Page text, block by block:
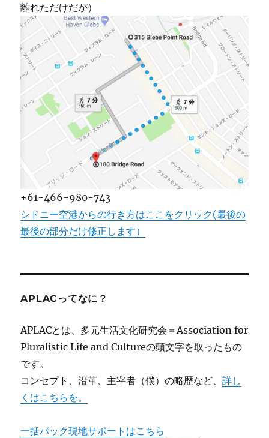
離れただけだが）
+61-466-980-743
シドニー空港からの行き方はここをクリック(最後の
最後の部分だけ修正します）
APLACってなに？
APLACとは、多元生活文化研究会＝Association for
Pluralistic Life and Cultureの頭文字を取ったもの
です。
コンセプト、沿革、主宰者（僕）の略歴など、詳し
くはこちらを。
一括パック現地サポートはこちら